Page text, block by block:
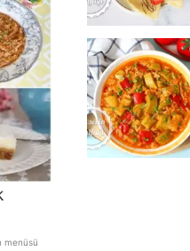
menüsü